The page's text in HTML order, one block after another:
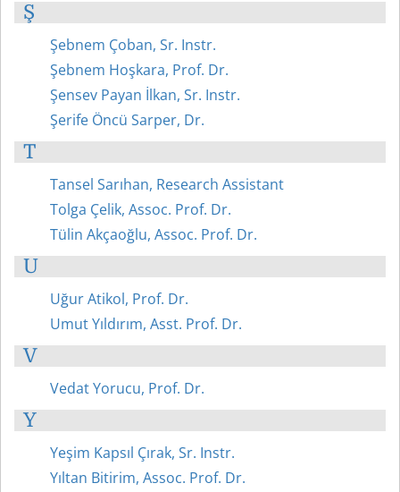
Ş
Şebnem Çoban, Sr. Instr.
Şebnem Hoşkara, Prof. Dr.
Şensev Payan İlkan, Sr. Instr.
Şerife Öncü Sarper, Dr.
T
Tansel Sarıhan, Research Assistant
Tolga Çelik, Assoc. Prof. Dr.
Tülin Akçaoğlu, Assoc. Prof. Dr.
U
Uğur Atikol, Prof. Dr.
Umut Yıldırım, Asst. Prof. Dr.
V
Vedat Yorucu, Prof. Dr.
Y
Yeşim Kapsıl Çırak, Sr. Instr.
Yıltan Bitirim, Assoc. Prof. Dr.